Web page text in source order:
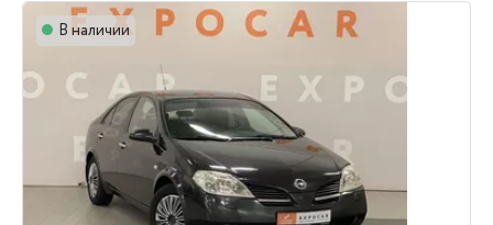
В наличии